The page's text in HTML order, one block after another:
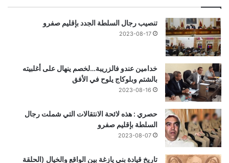
تنصيب رجال السلطة الجدد بإقليم صفرو
2023-08-17
خدامين عندو فالزريبة…لخصم ينهال على أغلبيته
بالشتم وبلوكاج يلوح في الأفق
2023-08-16
حصري : هذه لائحة الانتقالات التي شملت رجال
السلطة بإقليم صفرو
2023-08-07
تاريخ قيادة بني يازغة بين الواقع والخيال (الحلقة